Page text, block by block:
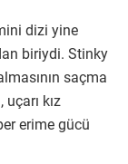
dizi yine
biriydi. Stinky
saçma
uçarı kız
erime gücü